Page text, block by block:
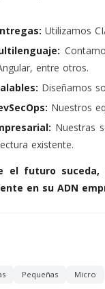
Utilizamos
entre otros.
Diseñamos
Nuestros
Nuestras
existente.
el futuro suceda,
en su ADN
Pequeñas Micro